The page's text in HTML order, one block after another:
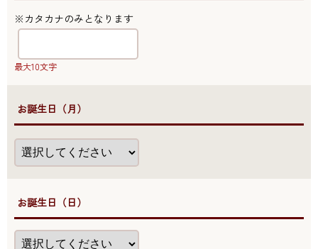
※カタカナのみとなります
最大10文字
●お誕生日（月）
●お誕生日（日）